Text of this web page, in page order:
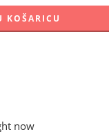
KOŠARICU
now